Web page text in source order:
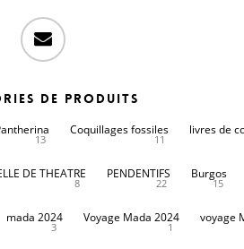
email
de produits
13
Coquillages fossiles
11
livres de
DE THEATRE
8
PENDENTIFS
22
Burgos
15
mada 2024
3
Voyage Mada 2024
1
voyage